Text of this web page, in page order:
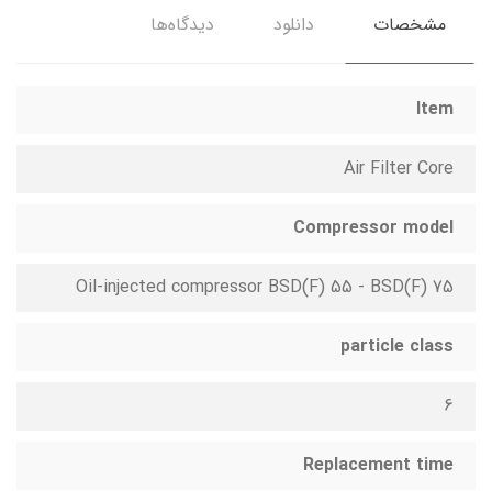
مشخصات دانلود دیدگاه‌ها
Item
Air Filter Core
Compressor model
Oil-injected compressor BSD(F) 55 - BSD(F) 75
particle class
6
Replacement time